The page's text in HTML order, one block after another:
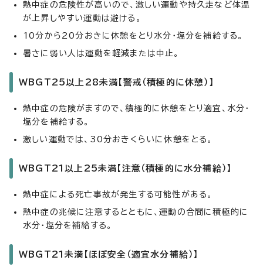
熱中症の危険性が高いので、激しい運動や持久走など体温
が上昇しやすい運動は避ける。
10分から20分おきに休憩をとり水分・塩分を補給する。
暑さに弱い人は運動を軽減または中止。
WBGT25以上28未満【警戒（積極的に休憩）】
熱中症の危険がますので、積極的に休憩をとり適宜、水分・
塩分を補給する。
激しい運動では、30分おきくらいに休憩をとる。
WBGT21以上25未満【注意（積極的に水分補給）】
熱中症による死亡事故が発生する可能性がある。
熱中症の兆候に注意するとともに、運動の合間に積極的に
水分・塩分を補給する。
WBGT21未満【ほぼ安全（適宜水分補給）】